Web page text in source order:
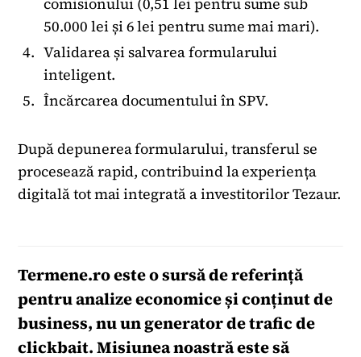
50.000 lei și 6 lei pentru sume mai mari).
Validarea și salvarea formularului
inteligent.
Încărcarea documentului în SPV.
După depunerea formularului, transferul se
procesează rapid, contribuind la experiența
digitală tot mai integrată a investitorilor Tezaur.
Termene.roeste o sursă de referință
pentru analize economice și conținut de
business, nu un generator de trafic de
clickbait. Misiunea noastră este să